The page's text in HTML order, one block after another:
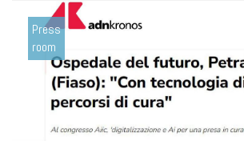
Press
room